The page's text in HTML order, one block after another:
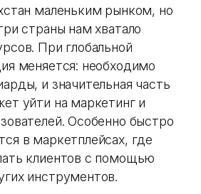
маленьким рынком, но
страны нам хватало
При глобальной
меняется: необходимо
и значительная часть
уйти на маркетинг и
Особенно быстро
в маркетплейсах, где
клиентов с помощью
инструментов.